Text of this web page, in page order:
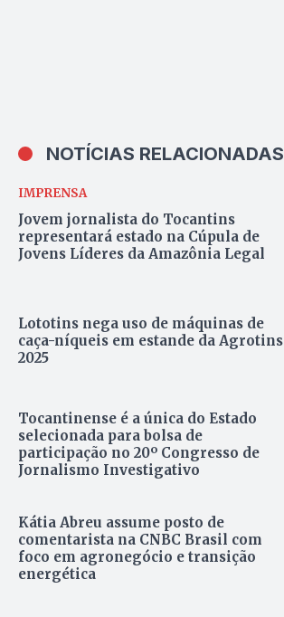
NOTÍCIAS RELACIONADAS
IMPRENSA
Jovem jornalista do Tocantins
representará estado na Cúpula de
Jovens Líderes da Amazônia Legal
Lototins nega uso de máquinas de
caça-níqueis em estande da Agrotins
2025
Tocantinense é a única do Estado
selecionada para bolsa de
participação no 20º Congresso de
Jornalismo Investigativo
Kátia Abreu assume posto de
comentarista na CNBC Brasil com
foco em agronegócio e transição
energética